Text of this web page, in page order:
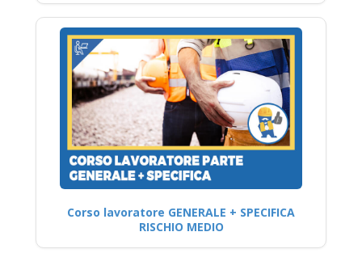
Corso lavoratore GENERALE + SPECIFICA
RISCHIO MEDIO